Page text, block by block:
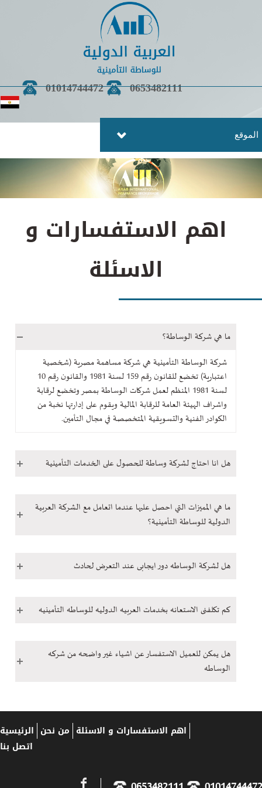
0653482111
01014744472
اهم الاستفسارات و
الاسئلة
ما هي شركة الوساطة؟
شركة الوساطة التأمينية هي شركة مساهمة مصرية (شخصية
اعتبارية) تخضع للقانون رقم 159 لسنة 1981 والقانون رقم 10
لسنة 1981 المنظم لعمل شركات الوساطة بمصر وتخضع لرقابة
واشراف الهيئة العامة للرقابة المالية ويقوم على إدارتها نخبة من
الكوادر الفنية والتسويقية المتخصصة في مجال التأمين.
هل انا احتاج لشركة وساطة للحصول على الخدمات التأمينية
ما هي المميزات التي احصل عليها عندما اتعامل مع الشركة العربية
الدولية للوساطة التأمينية؟
هل لشركة الوساطه دور ايجابى عند التعرض لحادث
كم تكلفنى الاستعانه بخدمات العربيه الدوليه للوساطه التأمينيه
هل يمكن للعميل الاستفسار عن اشياء غير واضحه من شركه
الوساطه
الرئيسية من نحن اهم الاستفسارات و الاسئلة
اتصل بنا